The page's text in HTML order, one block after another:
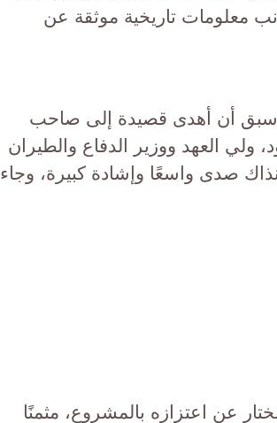
معلومات تاريخية موثقة عن
وسبق أن أهدى قصيدة إلى صاحب
ولي العهد ووزير الدفاع والطيران
صدى واسعًا وإشادة كبيرة، وجاء
عن اعتزازه بالمشروع، مثمنًا